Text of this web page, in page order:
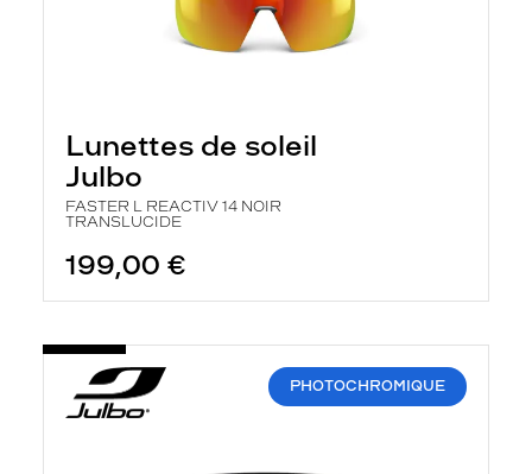
Lunettes de soleil
Julbo
FASTER L REACTIV 14 NOIR
TRANSLUCIDE
199,00 €
PHOTOCHROMIQUE